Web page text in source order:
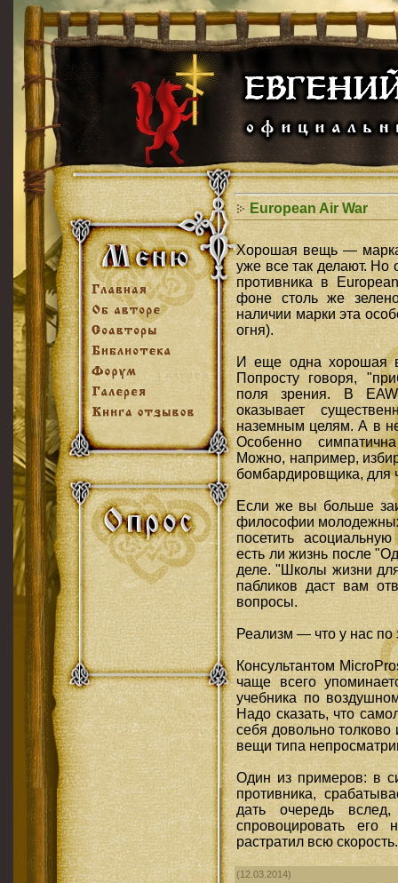
European Air War
Хорошая вещь —
уже все так делают. Но
противника в
фоне столь же
наличии марки эта
огня).
И еще одна хорошая
Попросту говоря,
поля зрения. В EAW
оказывает
наземным целям. А в
Особенно
Можно, например,
бомбардировщика, для
Если же вы больше
философии
посетить
есть ли жизнь после
деле. "Школы жизни
пабликов даст вам
вопросы.
Реализм — что у нас по
Консультантом
чаще всего
учебника по
Надо сказать, что
себя довольно
вещи типа
Один из примеров: в
противника,
дать очередь
спровоцировать
растратил всю скорость.
(12.03.2014)